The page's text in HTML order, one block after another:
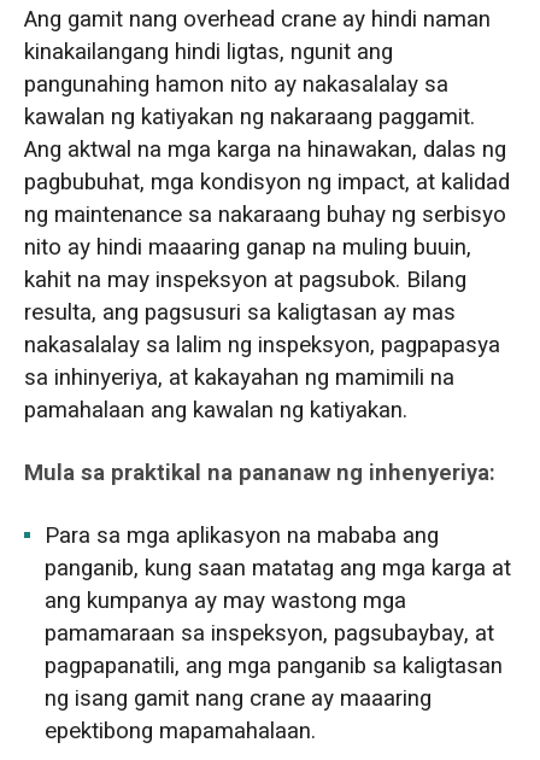
Ang gamit nang overhead crane ay hindi naman
kinakailangang hindi ligtas, ngunit ang
pangunahing hamon nito ay nakasalalay sa
kawalan ng katiyakan ng nakaraang paggamit.
Ang aktwal na mga karga na hinawakan, dalas ng
pagbubuhat, mga kondisyon ng impact, at kalidad
ng maintenance sa nakaraang buhay ng serbisyo
nito ay hindi maaaring ganap na muling buuin,
kahit na may inspeksyon at pagsubok. Bilang
resulta, ang pagsusuri sa kaligtasan ay mas
nakasalalay sa lalim ng inspeksyon, pagpapasya
sa inhinyeriya, at kakayahan ng mamimili na
pamahalaan ang kawalan ng katiyakan.
Mula sa praktikal na pananaw ng inhenyeriya:
Para sa mga aplikasyon na mababa ang
panganib, kung saan matatag ang mga karga at
ang kumpanya ay may wastong mga
pamamaraan sa inspeksyon, pagsubaybay, at
pagpapanatili, ang mga panganib sa kaligtasan
ng isang gamit nang crane ay maaaring
epektibong mapamahalaan.